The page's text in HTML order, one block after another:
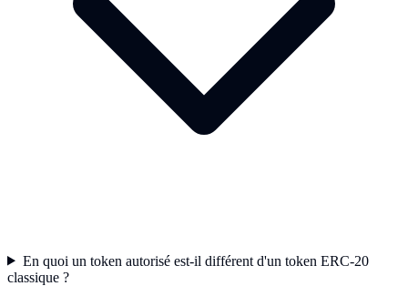
En quoi un token autorisé est-il différent d'un token ERC-20
classique ?